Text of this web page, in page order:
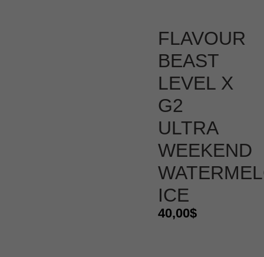
FLAVOUR
BEAST
LEVEL X
G2
ULTRA
WEEKEND
ICE
40,00$